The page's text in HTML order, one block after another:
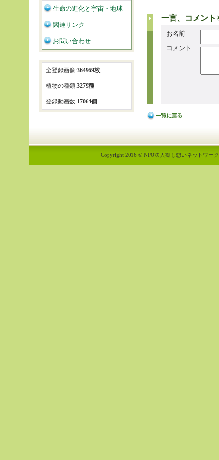
一言、コメント
お名前
コメント
生命の進化と宇宙・地球
関連リンク
お問い合わせ
全登録画像:364969枚
植物の種類:3279種
登録動画数:17064個
Copyright 2016 © NPO法人癒し憩いネットワー